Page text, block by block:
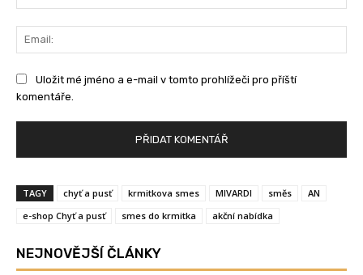
Uložit mé jméno a e-mail v tomto prohlížeči pro příští
komentáře.
TAGY chyť a pusť krmitkova smes MIVARDI směs
AN
e-shop Chyť a pusť
smes do krmitka akční nabídka
NEJNOVĚJŠÍ ČLÁNKY